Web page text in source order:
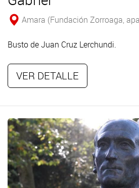
Amara (Fundación Zorroaga,
Busto de Juan Cruz Lerchundi.
VER DETALLE